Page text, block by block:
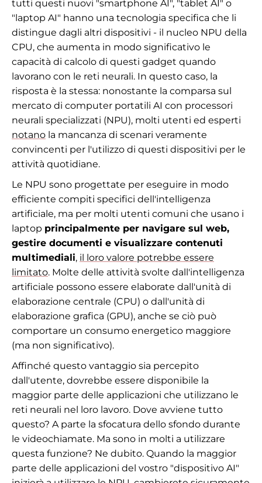
tutti questi nuovi "smartphone AI", "tablet AI" o
"laptop AI" hanno una tecnologia specifica che li
distingue dagli altri dispositivi - il nucleo NPU della
CPU, che aumenta in modo significativo le
capacità di calcolo di questi gadget quando
lavorano con le reti neurali. In questo caso, la
risposta è la stessa: nonostante la comparsa sul
mercato di computer portatili AI con processori
neurali specializzati (NPU), molti utenti ed esperti
notano la mancanza di scenari veramente
convincenti per l'utilizzo di questi dispositivi per le
attività quotidiane.
Le NPU sono progettate per eseguire in modo
efficiente compiti specifici dell'intelligenza
artificiale, ma per molti utenti comuni che usano i
laptop principalmente per navigare sul web,
gestire documenti e visualizzare contenuti
multimediali, il loro valore potrebbe essere
limitato. Molte delle attività svolte dall'intelligenza
artificiale possono essere elaborate dall'unità di
elaborazione centrale (CPU) o dall'unità di
elaborazione grafica (GPU), anche se ciò può
comportare un consumo energetico maggiore
(ma non significativo).
Affinché questo vantaggio sia percepito
dall'utente, dovrebbe essere disponibile la
maggior parte delle applicazioni che utilizzano le
reti neurali nel loro lavoro. Dove avviene tutto
questo? A parte la sfocatura dello sfondo durante
le videochiamate. Ma sono in molti a utilizzare
questa funzione? Ne dubito. Quando la maggior
parte delle applicazioni del vostro "dispositivo AI"